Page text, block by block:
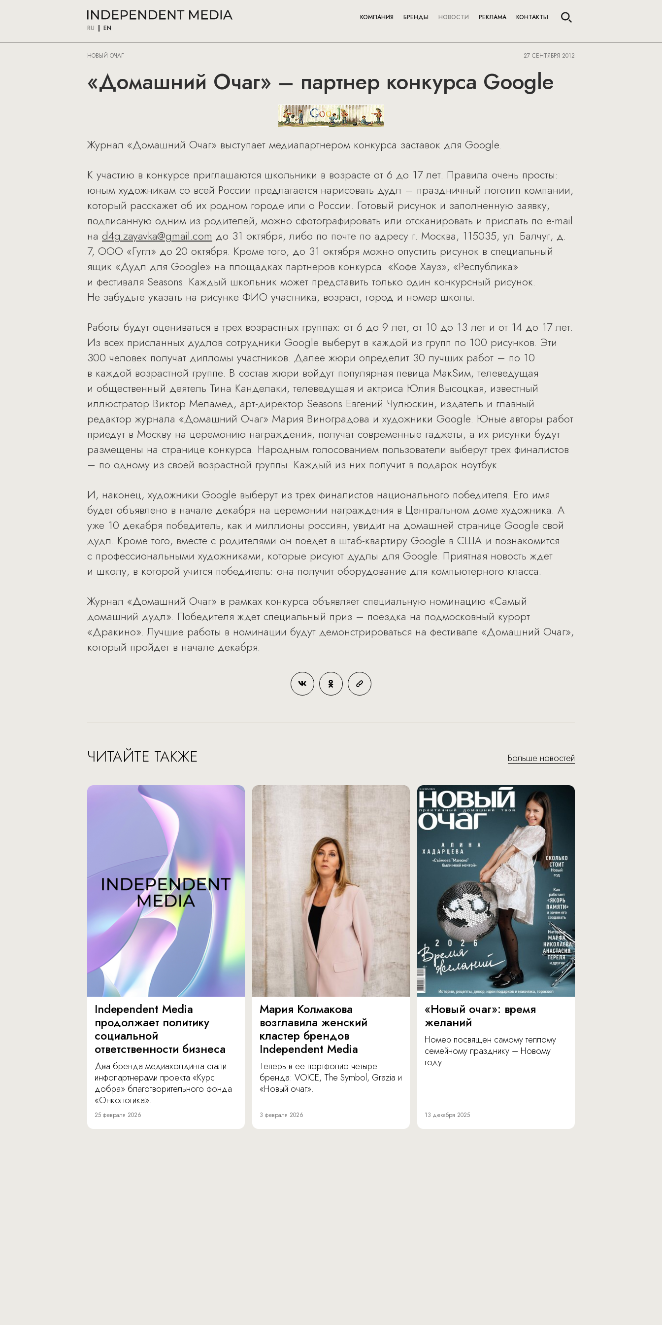
RU EN
КОМПАНИЯ БРЕНДЫ НОВОСТИ РЕКЛАМА КОНТАКТЫ
НОВЫЙ ОЧАГ 27 СЕНТЯБРЯ 2012
«Домашний Очаг» – партнер конкурса Google
Журнал «Домашний Очаг» выступает медиапартнером конкурса заставок для Google.
К участию в конкурсе приглашаются школьники в возрасте от 6 до 17 лет. Правила очень просты:
юным художникам со всей России предлагается нарисовать дудл – праздничный логотип компании,
который расскажет об их родном городе или о России. Готовый рисунок и заполненную заявку,
подписанную одним из родителей, можно сфотографировать или отсканировать и прислать по e-mail
на d4g.zayavka@gmail.com до 31 октября, либо по почте по адресу г. Москва, 115035, ул. Балчуг, д.
7, ООО «Гугл» до 20 октября. Кроме того, до 31 октября можно опустить рисунок в специальный
ящик «Дудл для Google» на площадках партнеров конкурса: «Кофе Хауз», «Республика»
и фестиваля Seasons. Каждый школьник может представить только один конкурсный рисунок.
Не забудьте указать на рисунке ФИО участника, возраст, город и номер школы.
Работы будут оцениваться в трех возрастных группах: от 6 до 9 лет, от 10 до 13 лет и от 14 до 17 лет.
Из всех присланных дудлов сотрудники Google выберут в каждой из групп по 100 рисунков. Эти
300 человек получат дипломы участников. Далее жюри определит 30 лучших работ – по 10
в каждой возрастной группе. В состав жюри войдут популярная певица МакSим, телеведущая
и общественный деятель Тина Канделаки, телеведущая и актриса Юлия Высоцкая, известный
иллюстратор Виктор Меламед, арт-директор Seasons Евгений Чулюскин, издатель и главный
редактор журнала «Домашний Очаг» Мария Виноградова и художники Googlе. Юные авторы работ
приедут в Москву на церемонию награждения, получат современные гаджеты, а их рисунки будут
размещены на странице конкурса. Народным голосованием пользователи выберут трех финалистов
– по одному из своей возрастной группы. Каждый из них получит в подарок ноутбук.
И, наконец, художники Goоgle выберут из трех финалистов национального победителя. Его имя
будет объявлено в начале декабря на церемонии награждения в Центральном доме художника. А
уже 10 декабря победитель, как и миллионы россиян, увидит на домашней странице Google свой
дудл. Кроме того, вместе с родителями он поедет в штаб-квартиру Google в США и познакомится
с профессиональными художниками, которые рисуют дудлы для Google. Приятная новость ждет
и школу, в которой учится победитель: она получит оборудование для компьютерного класса.
Журнал «Домашний Очаг» в рамках конкурса объявляет специальную номинацию «Самый
домашний дудл». Победителя ждет специальный приз – поездка на подмосковный курорт
«Дракино». Лучшие работы в номинации будут демонстрироваться на фестивале «Домашний Очаг»,
который пройдет в начале декабря.
ЧИТАЙТЕ ТАКЖЕ Больше новостей
Independent Media
продолжает политику
социальной
ответственности бизнеса
Два бренда медиахолдинга стали
инфопартнерами проекта «Курс
добра» благотворительного фонда
«Онкологика».
25 февраля 2026
Мария Колмакова
возглавила женский
кластер брендов
Independent Media
Теперь в ее портфолио четыре
бренда: VOICE, The Symbol, Grazia и
«Новый очаг».
3 февраля 2026
«Новый очаг»: время
желаний
Номер посвящен самому теплому
семейному празднику – Новому
году.
13 декабря 2025